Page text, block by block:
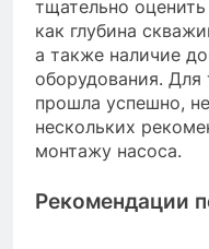
тщательно
как глубина
а также наличие
оборудования. Для
прошла успешно,
нескольких
монтажу насоса.
Рекомендации